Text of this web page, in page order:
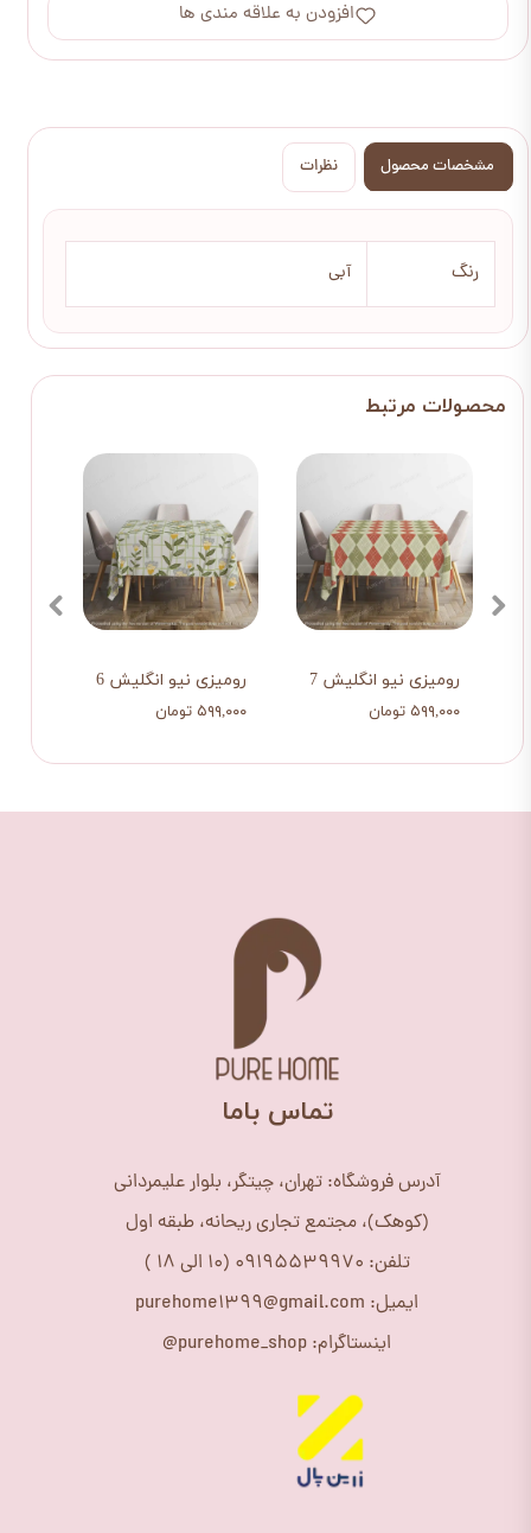
افزودن به علاقه مندی ها
مشخصات محصول نظرات
رنگ آبی
رومیزی نیو رومیزی نیو انگلیش 7 رومیزی نیو انگلیش 8
​تماس باما
آدرس فروشگاه: تهران، چیتگر، بلوار علیمردانی
(کوهک)، مجتمع تجاری ریحانه، طبقه اول
تلفن: 09195539970 (10 الی 18 )
ایمیل: purehome1399@gmail.com
اینستاگرام: purehome_shop@